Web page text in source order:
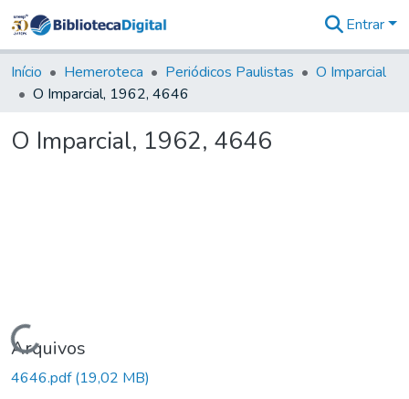
&
Coleções
Tudo na
Digital
Entrar
Início Hemeroteca Periódicos Paulistas
O Imparcial
O Imparcial, 1962, 4646
O Imparcial, 1962, 4646
Carregando...
Arquivos
4646.pdf(19,02 MB)